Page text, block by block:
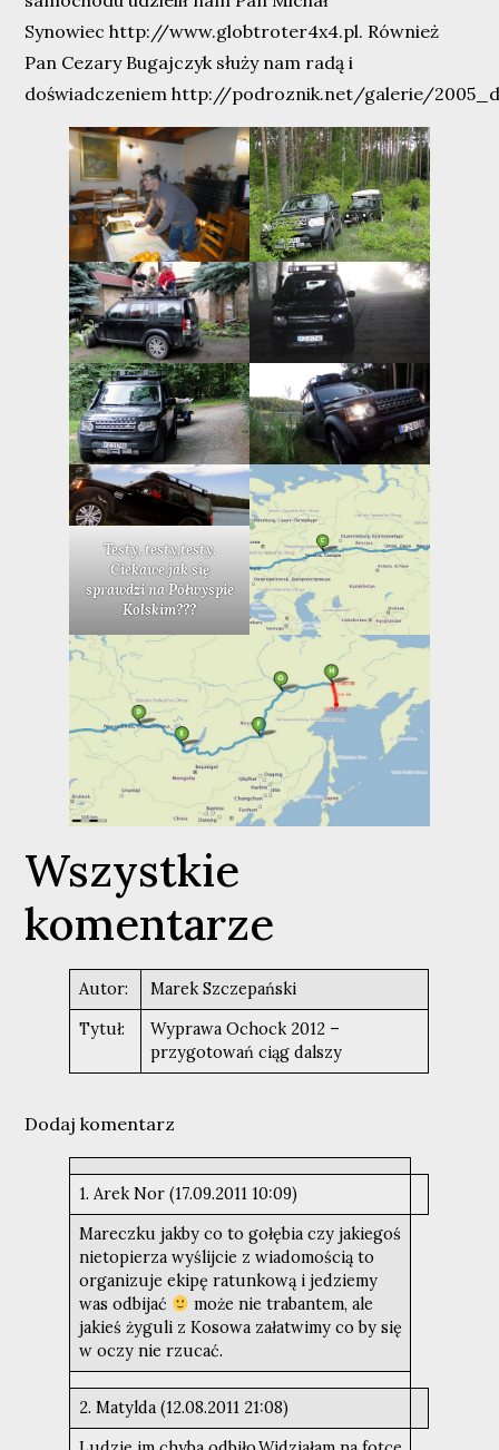
Synowiechttp://www.globtroter4x4.pl. Również
Pan Cezary Bugajczyk służy nam radą i
doświadczeniemhttp://podroznik.net/galerie/
Testy, testy,testy.
Ciekawe jak się
sprawdzi na Półwyspie
Kolskim???
Wszystkie
komentarze
Autor:
Marek Szczepański
Tytuł:
Wyprawa Ochock 2012 –
przygotowań ciąg dalszy
Dodaj komentarz
1. Arek Nor (17.09.2011 10:09)
Mareczku jakby co to gołębia czy jakiegoś
nietopierza wyślijcie z wiadomością to
organizuje ekipę ratunkową i jedziemy
was odbijać
może nie trabantem, ale
jakieś żyguli z Kosowa załatwimy co by się
w oczy nie rzucać.
2. Matylda (12.08.2011 21:08)